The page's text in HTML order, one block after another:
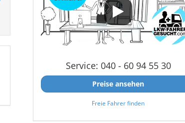
Service: 040 - 60 94 55 30
Preise ansehen
Freie Fahrer finden